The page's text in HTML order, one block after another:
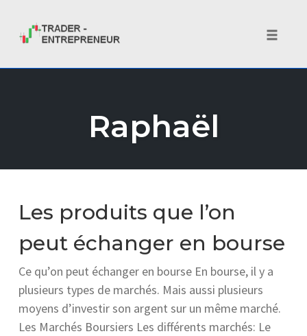
Raphaël
Les produits que l’on
peut échanger en bourse
Ce qu’on peut échanger en bourse En bourse, il y a
plusieurs types de marchés. Mais aussi plusieurs
moyens d’investir son argent sur un même marché.
Les Marchés Boursiers Les différents marchés: Le